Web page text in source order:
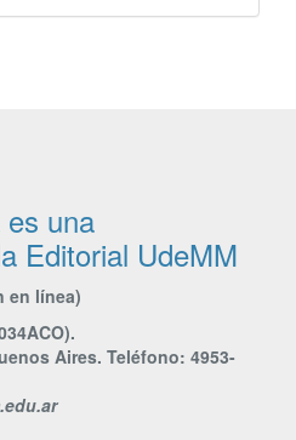
una
Editorial UdeMM
en línea)
Aires. Teléfono: 4953-